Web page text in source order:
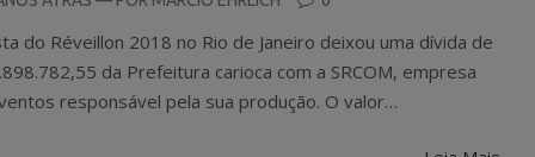
do Réveillon 2018 no Rio de Janeiro deixou uma dívida de
da Prefeitura carioca com a SRCOM, empresa
responsável pela sua produção. O valor…